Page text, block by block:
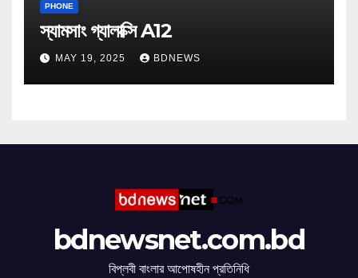
PHONE
স্যামসাং গ্যালাক্সি A12
MAY 19, 2025 BDNEWS
bdnewsnet.com.bd
বিপ্লবী বাংলার আপোষহীন প্রতিনিধি